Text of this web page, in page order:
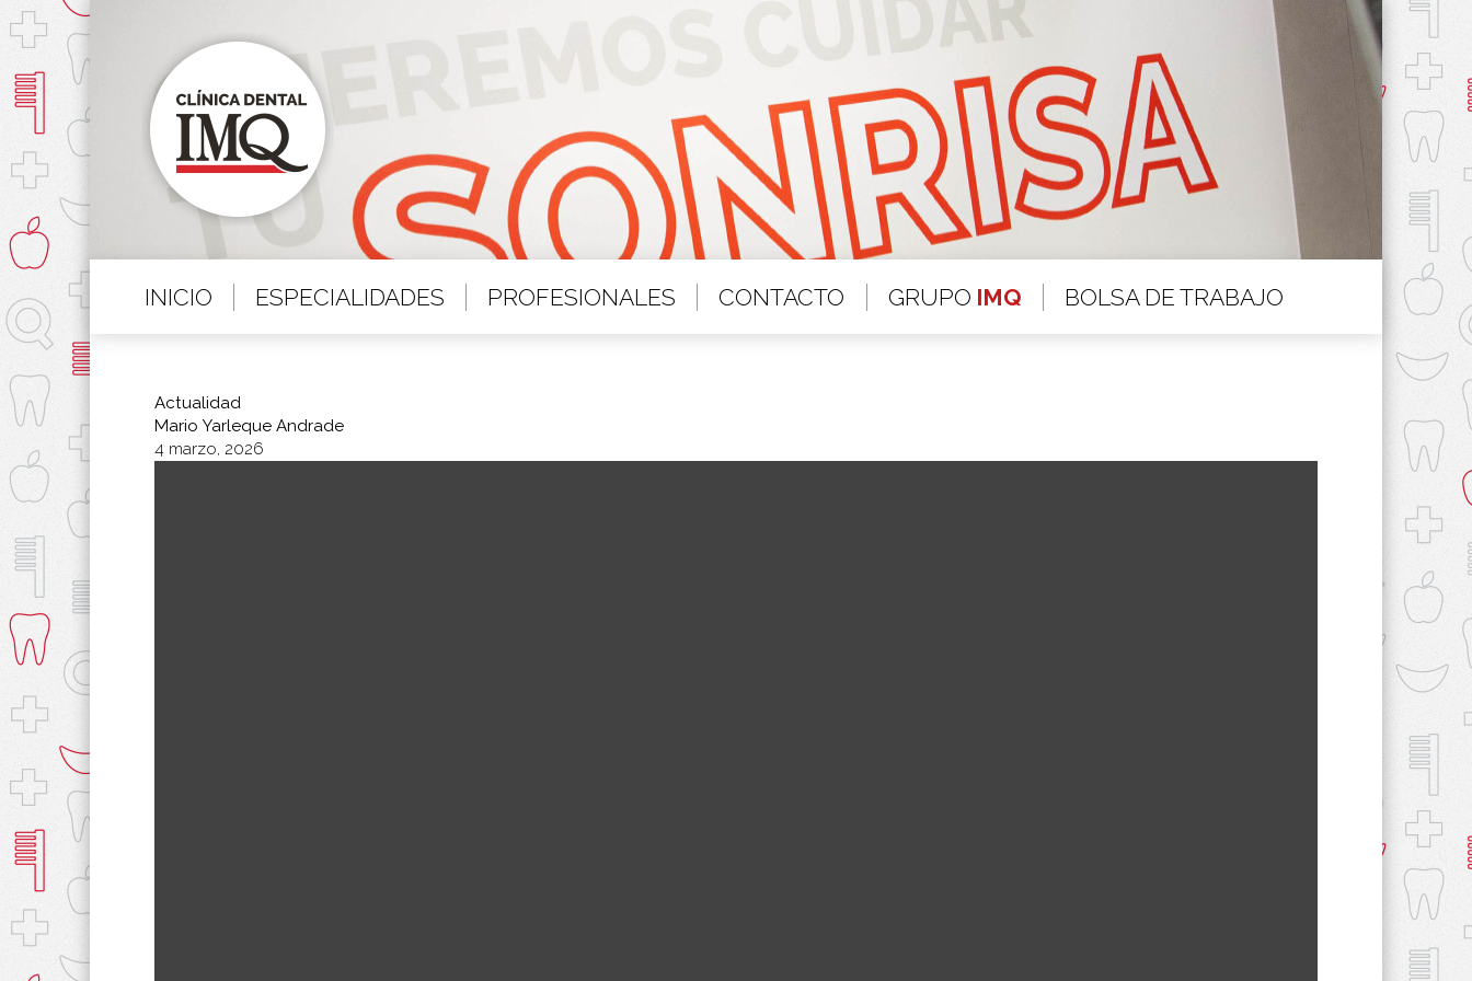
INICIO ESPECIALIDADES PROFESIONALES CONTACTO GRUPO BOLSA DE TRABAJO
Actualidad
Mario Yarleque Andrade
4 marzo, 2026